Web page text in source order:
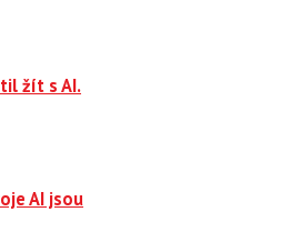
žít s AI.
AI jsou